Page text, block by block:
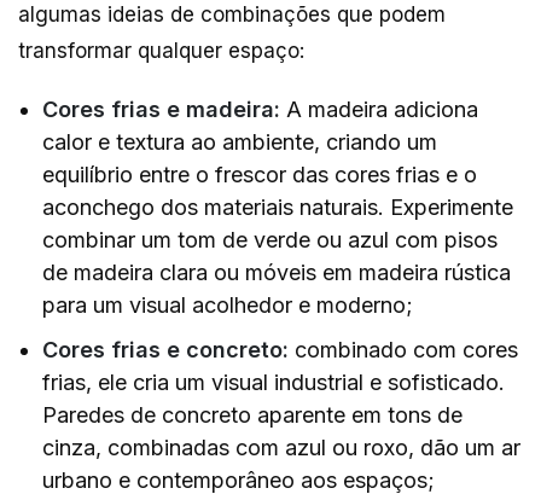
algumas ideias de combinações que podem
transformar qualquer espaço:
Cores frias e madeira: A madeira adiciona
calor e textura ao ambiente, criando um
equilíbrio entre o frescor das cores frias e o
aconchego dos materiais naturais. Experimente
combinar um tom de verde ou azul com pisos
de madeira clara ou móveis em madeira rústica
para um visual acolhedor e moderno;
Cores frias e concreto: combinado com cores
frias, ele cria um visual industrial e sofisticado.
Paredes de concreto aparente em tons de
cinza, combinadas com azul ou roxo, dão um ar
urbano e contemporâneo aos espaços;